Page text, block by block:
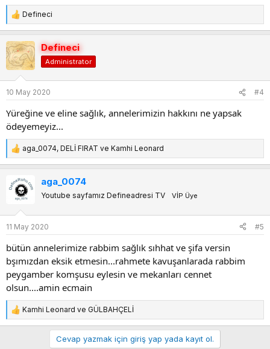
T
e
p
k
i
l
e
r
Defineci
Defineci
Administrator
10 May 2020 #4
Yüreğine ve eline sağlık, annelerimizin hakkını ne yapsak
ödeyemeyiz...
T
e
k
e
r
aga_0074, DELİ FIRAT ve Kamhi Leonard
aga_0074
Youtube sayfamız Defineadresi TV VİP Üye
11 May 2020 #5
bütün annelerimize rabbim sağlık sıhhat ve şifa versin
bşımızdan eksik etmesin...rahmete kavuşanlarada rabbim
peygamber komşusu eylesin ve mekanları cennet
olsun....amin ecmain
T
e
Kamhi Leonard ve GÜLBAHÇELİ
Cevap yazmak için giriş yap yada kayıt ol.